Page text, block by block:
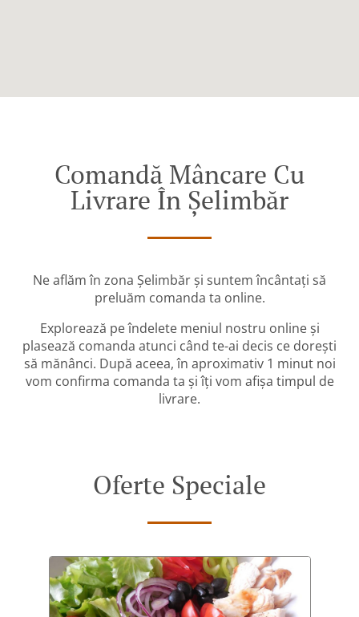
Comandă Mâncare Cu
Livrare În Șelimbăr
Ne aflăm în zona Șelimbăr și suntem încântați să
preluăm comanda ta online.
Explorează pe îndelete meniul nostru online și
plasează comanda atunci când te-ai decis ce dorești
să mănânci. După aceea, în aproximativ 1 minut noi
vom confirma comanda ta și îți vom afișa timpul de
livrare.
Oferte Speciale